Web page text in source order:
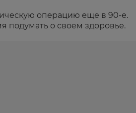
операцию еще в 90-е.
подумать о своем здоровье.